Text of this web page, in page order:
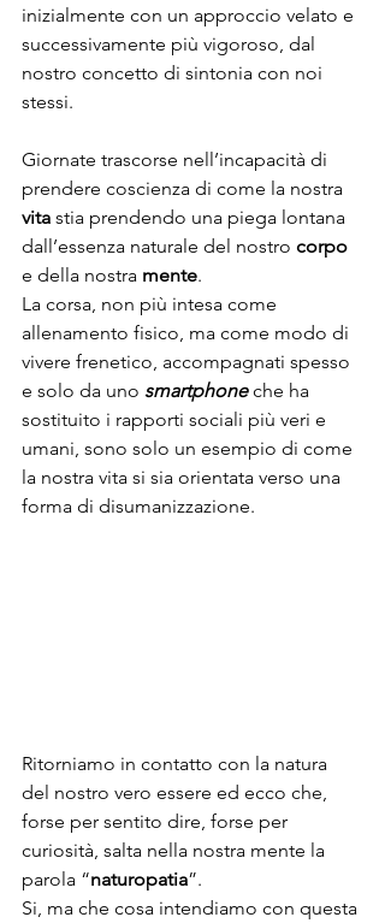
inizialmente con un approccio velato e
successivamente più vigoroso, dal
nostro concetto di sintonia con noi
stessi.
Giornate trascorse nell’incapacità di
prendere coscienza di come la nostra
vita stia prendendo una piega lontana
dall’essenza naturale del nostro corpo
e della nostra mente.
La corsa, non più intesa come
allenamento fisico, ma come modo di
vivere frenetico, accompagnati spesso
e solo da uno smartphone che ha
sostituito i rapporti sociali più veri e
umani, sono solo un esempio di come
la nostra vita si sia orientata verso una
forma di disumanizzazione.
Ritorniamo in contatto con la natura
del nostro vero essere ed ecco che,
forse per sentito dire, forse per
curiosità, salta nella nostra mente la
parola “naturopatia”.
Si, ma che cosa intendiamo con questa